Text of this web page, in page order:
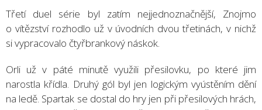
Třetí duel série byl zatím nejjednoznačnější, Znojmo
o vítězství rozhodlo už v úvodních dvou třetinách, v nichž
si vypracovalo čtyřbrankový náskok.
Orli už v páté minutě využili přesilovku, po které jim
narostla křídla. Druhý gól byl jen logickým vyústěním dění
na ledě. Spartak se dostal do hry jen při přesilových hrách,